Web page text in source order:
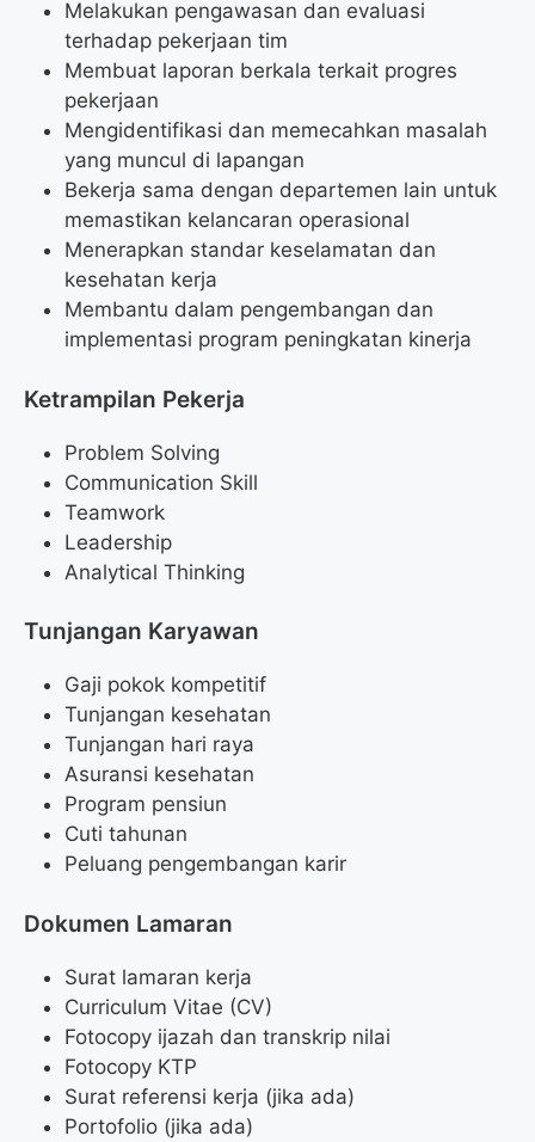
Melakukan pengawasan dan evaluasi
terhadap pekerjaan tim
Membuat laporan berkala terkait progres
pekerjaan
Mengidentifikasi dan memecahkan masalah
yang muncul di lapangan
Bekerja sama dengan departemen lain untuk
memastikan kelancaran operasional
Menerapkan standar keselamatan dan
kesehatan kerja
Membantu dalam pengembangan dan
implementasi program peningkatan kinerja
Ketrampilan Pekerja
Problem Solving
Communication Skill
Teamwork
Leadership
Analytical Thinking
Tunjangan Karyawan
Gaji pokok kompetitif
Tunjangan kesehatan
Tunjangan hari raya
Asuransi kesehatan
Program pensiun
Cuti tahunan
Peluang pengembangan karir
Dokumen Lamaran
Surat lamaran kerja
Curriculum Vitae (CV)
Fotocopy ijazah dan transkrip nilai
Fotocopy KTP
Surat referensi kerja (jika ada)
Portofolio (jika ada)